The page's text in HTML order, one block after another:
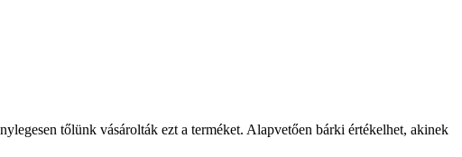
tőlünk vásárolták ezt a terméket. Alapvetően bárki értékelhet, akinek